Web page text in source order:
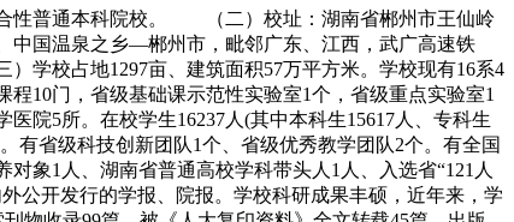
性普通本科院校。 （二）校址：湖南省郴州市王仙岭
中国温泉之乡—郴州市，毗邻广东、江西，武广高速铁
学校占地1297亩、建筑面积57万平方米。学校现有16系4
10门，省级基础课示范性实验室1个，省级重点实验室1
院5所。在校学生16237人(其中本科生15617人、专科生
省级科技创新团队1个、省级优秀教学团队2个。有全国
象1人、湖南省普通高校学科带头人1人、入选省“121人
开发行的学报、院报。学校科研成果丰硕，近年来，学